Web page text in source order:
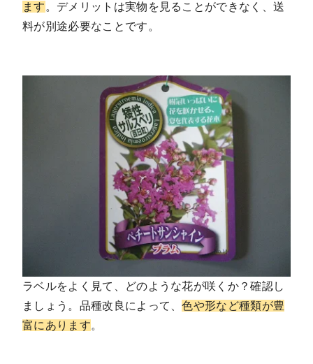
ます 。デメリットは実物を見ることができなく、送
料が別途必要なことです。
ラベルをよく見て、どのような花が咲くか？確認し
ましょう。品種改良によって、色や形など種類が豊
富にあります。